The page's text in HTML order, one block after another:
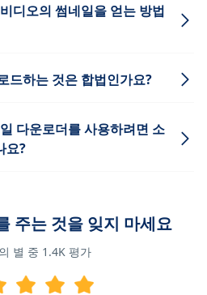
디오의 썸네일을 얻는 방법
드하는 것은 합법인가요?
다운로더를 사용하려면 소
요?
주는 것을 잊지 마세요
별 중 1.4K평가